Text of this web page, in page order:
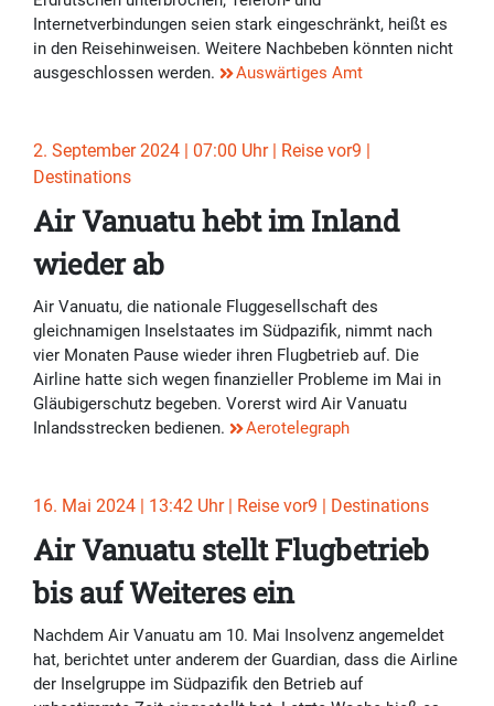
Internetverbindungen seien stark eingeschränkt, heißt es
in den Reisehinweisen. Weitere Nachbeben könnten nicht
ausgeschlossen werden.
Auswärtiges Amt
2. September 2024 | 07:00 Uhr | Reise vor9 |
Destinations
Air Vanuatu hebt im Inland
wieder ab
Air Vanuatu, die nationale Fluggesellschaft des
gleichnamigen Inselstaates im Südpazifik, nimmt nach
vier Monaten Pause wieder ihren Flugbetrieb auf. Die
Airline hatte sich wegen finanzieller Probleme im Mai in
Gläubigerschutz begeben. Vorerst wird Air Vanuatu
Inlandsstrecken bedienen.
Aerotelegraph
16. Mai 2024 | 13:42 Uhr | Reise vor9 | Destinations
Air Vanuatu stellt Flugbetrieb
bis auf Weiteres ein
Nachdem Air Vanuatu am 10. Mai Insolvenz angemeldet
hat, berichtet unter anderem der Guardian, dass die Airline
der Inselgruppe im Südpazifik den Betrieb auf